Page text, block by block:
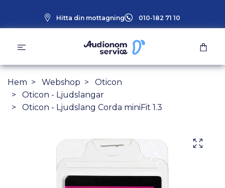
Hitta din mottagning 010-182 71 10
Hem Webshop
Oticon
Oticon - Ljudslangar
Oticon - Ljudslang Corda miniFit 1.3